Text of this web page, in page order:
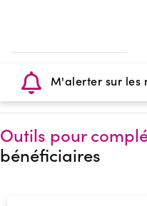
M'alerter sur les
Outils pour
bénéficiaires